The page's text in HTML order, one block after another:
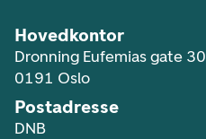
Hovedkontor
Dronning Eufemias gate 30
0191 Oslo
Postadresse
DNB